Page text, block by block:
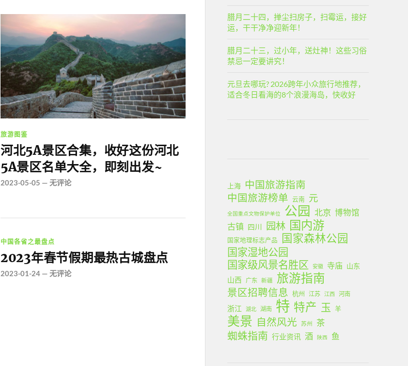
旅游图鉴
河北5A景区合集，收好这份河北
5A景区名单大全，即刻出发~
2023-05-05 — 无评论
中国各省之最盘点
2023年春节假期最热古城盘点
2023-01-24— 无评论
腊月二十四，掸尘扫房子，扫霉运，接好
运，干干净净迎新年！
腊月二十三，过小年，送灶神！这些习俗
禁忌一定要讲究！
元旦去哪玩? 2026跨年小众旅行地推荐，
适合冬日看海的8个浪漫海岛，快收好
上海
中国旅游指南
中国旅游榜单 云南 元
全国重点文物保护单位 公园 北京 博物馆
古镇 四川 园林 国内游
国家地理标志产品 国家森林公园
国家湿地公园
国家级风景名胜区
安徽 寺庙 山东
山西 广东 新疆 旅游指南
景区招聘信息 杭州 江苏 江西 河南
浙江 湖北 湖南 特 特产 玉 羊
美景 自然风光 苏州 茶
蜘蛛指南 行业资讯 酒 陕西 鱼